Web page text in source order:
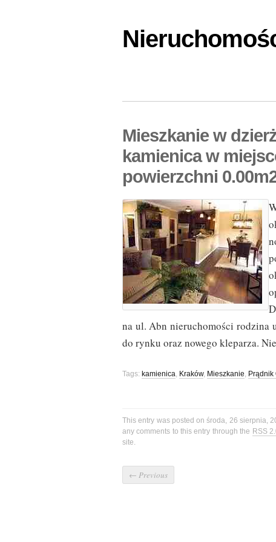
Mieszkanie w
kamienica w
powierzchni
na ul. Abn nieruchomości rodzina
do rynku oraz nowego kleparza.
Tags: kamienica, Kraków, Mieszkanie, Prądnik
This entry was posted on środa, 26 sierpnia,
any comments to this entry through the RSS
site.
← Previous